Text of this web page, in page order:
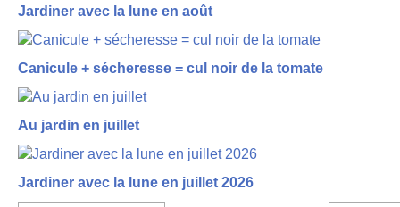
Jardiner avec la lune en août
Canicule + sécheresse = cul noir de la tomate
Au jardin en juillet
Jardiner avec la lune en juillet 2026